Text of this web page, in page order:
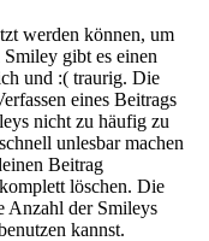
werden können, um
gibt es einen
und :( traurig. Die
eines Beitrags
nicht zu häufig zu
unlesbar machen
Beitrag
löschen. Die
Anzahl der Smileys
kannst.